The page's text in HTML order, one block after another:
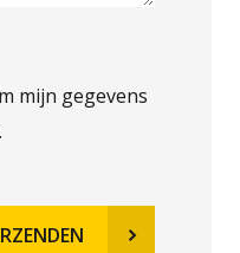
mijn gegevens